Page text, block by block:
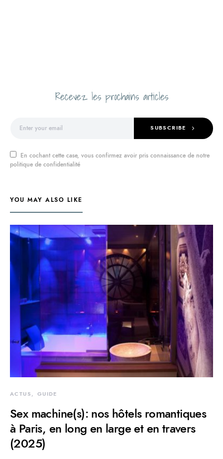
Recevez les prochains articles
SUBSCRIBE
En cochant cette case, vous confirmez avoir pris connaissance de notre
politique de confidentialité
YOU MAY ALSO LIKE
ACTUS GUIDE
Sex machine(s): nos hôtels romantiques
à Paris, en long en large et en travers
(2025)